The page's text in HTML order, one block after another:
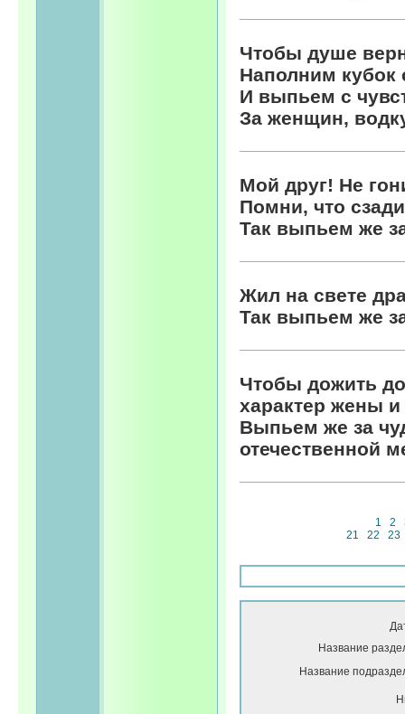
Чтобы душе
Наполним кубок
И выпьем с
За женщин,
Мой друг! Не
Помни, что
Так выпьем же
Жил на свете
Так выпьем же
Чтобы дожить
характер жены
Выпьем же за
отечественной
1 2
21
22 23
Название
Название